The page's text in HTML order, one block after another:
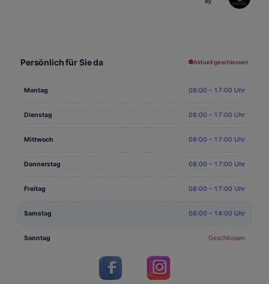
Persönlich für Sie da Aktuell geschlossen
Montag 08:00 – 17:00 Uhr
Dienstag 08:00 – 17:00 Uhr
Mittwoch 08:00 – 17:00 Uhr
Donnerstag 08:00 – 17:00 Uhr
Freitag 08:00 – 17:00 Uhr
Samstag 08:00 – 14:00 Uhr
Sonntag Geschlossen